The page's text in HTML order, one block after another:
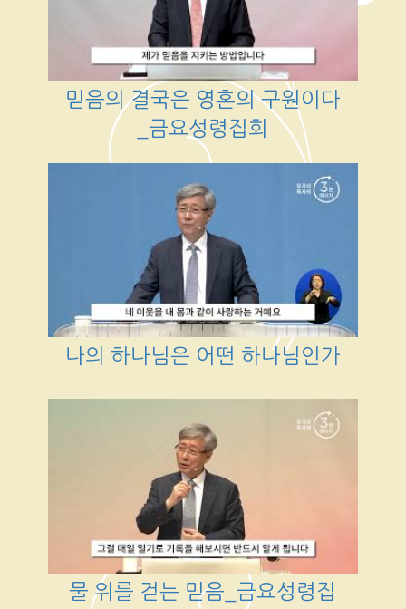
믿음의 결국은 영혼의 구원이다
_금요성령집회
나의 하나님은 어떤 하나님인가
물 위를 걷는 믿음_금요성령집